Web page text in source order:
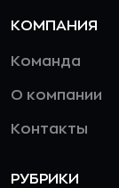
КОМПАНИЯ
Команда
О компании
Контакты
РУБРИКИ